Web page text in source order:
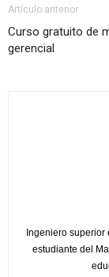
Artículo anterior
Curso gratuito de
gerencial
Ingeniero superior
estudiante del